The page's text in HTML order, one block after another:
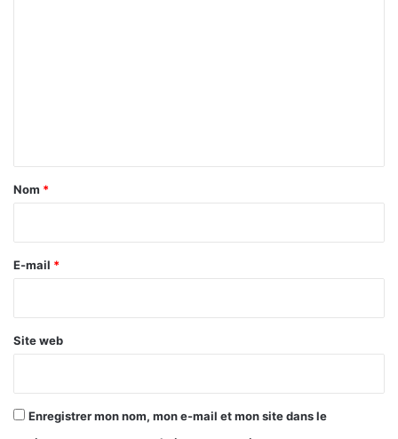
a
e
Nom *
E-mail *
Site web
Enregistrer mon nom, mon e-mail et mon site dans le